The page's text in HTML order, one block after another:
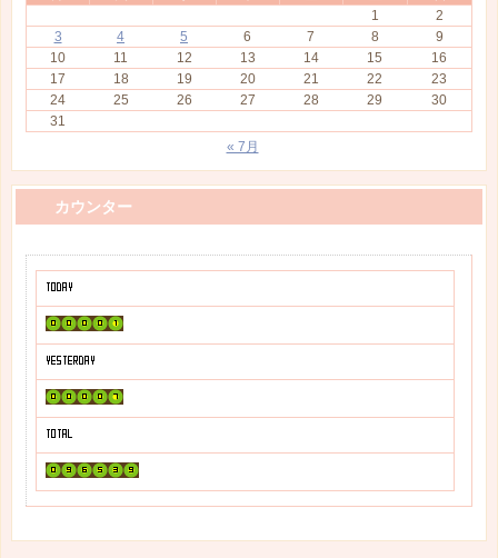
1
2
3
4 5 6 7 8
9
10
11 12 13 14 15
16
17
18 19 20 21 22
23
24
25 26 27 28 29
30
31
« 7月
カウンター